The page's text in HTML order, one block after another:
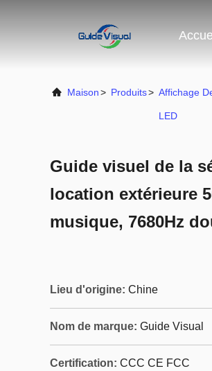
Maison> Produits> Affichage
LED
Guide visuel de la
location extérieure
musique, 7680Hz
Lieu d'origine: Chine
Nom de marque: Guide Visual
Certification: CCC CE FCC